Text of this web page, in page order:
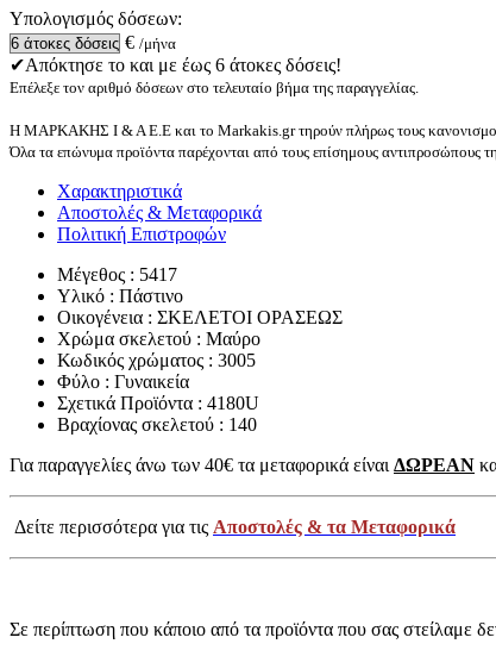
Υπολογισμός δόσεων:
€ /μήνα
✔Απόκτησε το και με έως 6 άτοκες δόσεις!
Επέλεξε τον αριθμό δόσεων στο τελευταίο βήμα της παραγγελίας.
Η ΜΑΡΚΑΚΗΣ Ι & Α Ε.Ε και το Markakis.gr τηρούν πλήρως τους
Όλα τα επώνυμα προϊόντα παρέχονται από τους επίσημους αντιπροσώπους
Χαρακτηριστικά
Αποστολές & Μεταφορικά
Πολιτική Επιστροφών
Μέγεθος : 5417
Υλικό : Πάστινο
Οικογένεια : ΣΚΕΛΕΤΟΙ ΟΡΑΣΕΩΣ
Χρώμα σκελετού : Μαύρο
Κωδικός χρώματος : 3005
Φύλο : Γυναικεία
Σχετικά Προϊόντα : 4180U
Βραχίονας σκελετού : 140
Για παραγγελίες άνω των 40€ τα μεταφορικά είναι ΔΩΡΕΑΝ
Δείτε περισσότερα για τις Αποστολές & τα Μεταφορικά
Σε περίπτωση που κάποιο από τα προϊόντα που σας στείλαμε